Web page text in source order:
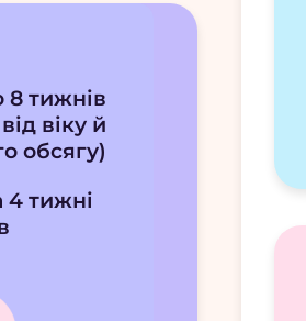
8 тижнів
віку й
обсягу)
4 тижні